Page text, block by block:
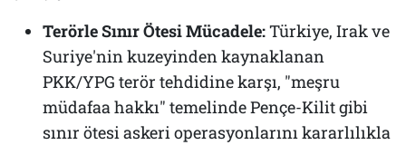
Terörle Sınır Ötesi Mücadele:Türkiye, Irak ve
Suriye'nin kuzeyinden kaynaklanan
PKK/YPG terör tehdidine karşı, "meşru
müdafaa hakkı" temelinde Pençe-Kilit gibi
sınır ötesi askeri operasyonlarını kararlılıkla